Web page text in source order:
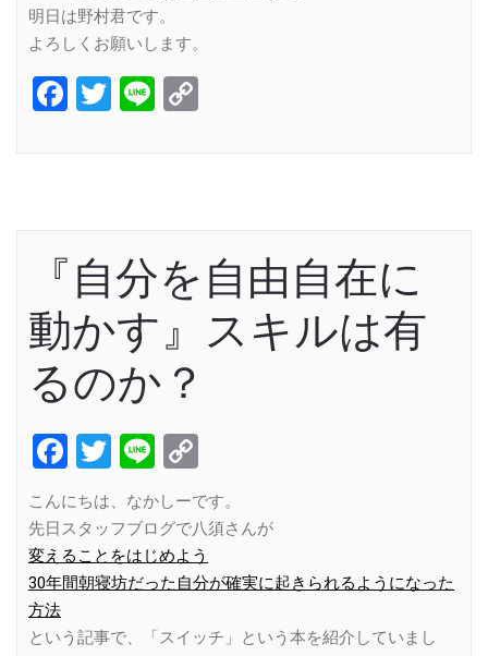
明日は野村君です。
よろしくお願いします。
Facebook
Twitter
Line
『自分を自由自在に
動かす』スキルは有
るのか？
Facebook
Twitter
Line
Link
こんにちは、なかしーです。
先日スタッフブログで八須さんが
変えることをはじめよう
30年間朝寝坊だった自分が確実に起きられるようになった
方法
という記事で、「スイッチ」という本を紹介していまし